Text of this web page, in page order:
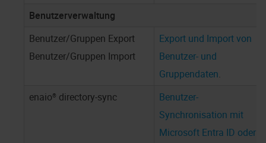
Benutzerverwaltung
Benutzer/Gruppen Export
Benutzer/Gruppen Import
Export und Import von
Benutzer- und
Gruppendaten.
enaio® directory-sync
Benutzer-
Synchronisation mit
Microsoft Entra ID oder